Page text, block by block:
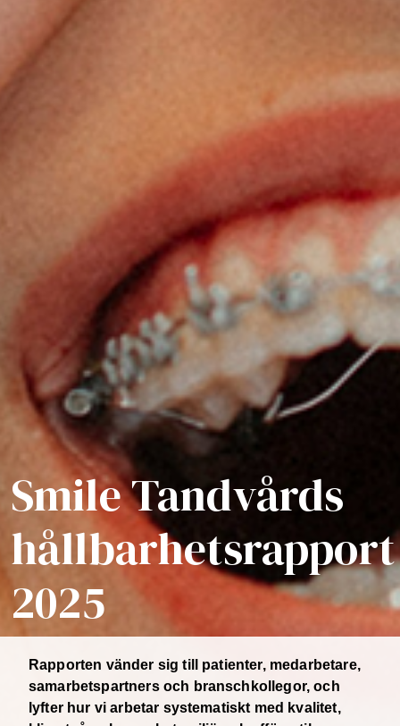
Smile Tandvårds
hållbarhetsrapport
2025
Rapporten vänder sig till patienter, medarbetare,
samarbetspartners och branschkollegor, och
lyfter hur vi arbetar systematiskt med kvalitet,